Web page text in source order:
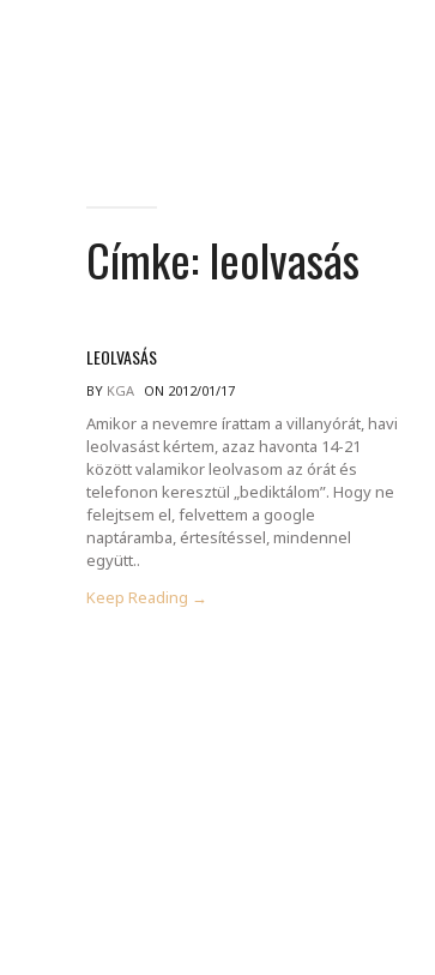
Címke: leolvasás
LEOLVASÁS
BY KGA ON 2012/01/17
Amikor a nevemre írattam a villanyórát, havi
leolvasást kértem, azaz havonta 14-21
között valamikor leolvasom az órát és
telefonon keresztül „bediktálom”. Hogy ne
felejtsem el, felvettem a google
naptáramba, értesítéssel, mindennel
együtt..
Keep Reading →